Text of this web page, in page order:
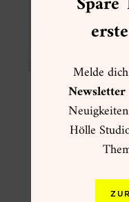
Glitterpapierblock
Farben)
11,90
€
Melde
Newsletter
Hölle